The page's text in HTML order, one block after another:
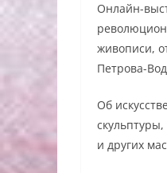
Онлайн-
живописи,
Петрова-
Об
и других